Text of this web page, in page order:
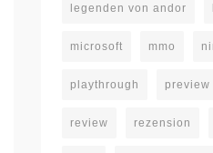
legenden von andor
microsoft mmo
playthrough preview
review rezension